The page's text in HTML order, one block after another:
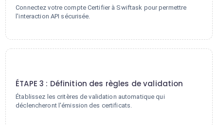
Connectez votre compte Certifier à Swiftask pour permettre
l'interaction API sécurisée.
ÉTAPE 3 : Définition des règles de validation
Établissez les critères de validation automatique qui
déclencheront l'émission des certificats.